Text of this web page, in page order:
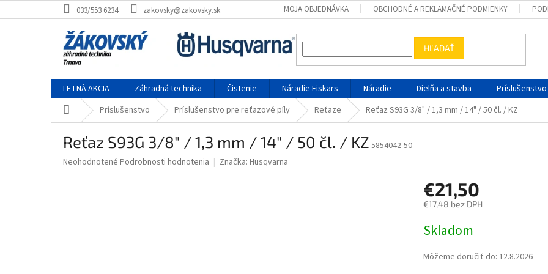
033/553 6234 zakovsky@zakovsky.sk MOJA OBJEDNÁVKA OBCHODNÉ A REKLAMAČNÉ PODMIENKY
HĽADAŤ
LETNÁ AKCIA Záhradná technika Čistenie Náradie Fiskars Náradie Dielňa a stavba Príslušenstvo
DomovPríslušenstvo Príslušenstvo pre reťazové píly Reťaze Reťaz S93G 3/8" / 1,3 mm / 14" / 50 čl. / KZ
Reťaz S93G 3/8" / 1,3 mm / 14" / 50 čl. / KZ 5854042-50
Priemerné hodnotenie produktu je 0,0 z 5 hviezdičiek.
Neohodnotené Podrobnosti hodnotenia Značka: Husqvarna
€21,50
€17,48 bez DPH
Skladom
Môžeme doručiť do: 12.8.2026